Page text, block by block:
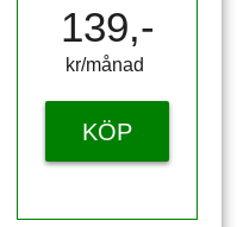
139,-
kr/månad ​​​​​​
KÖP